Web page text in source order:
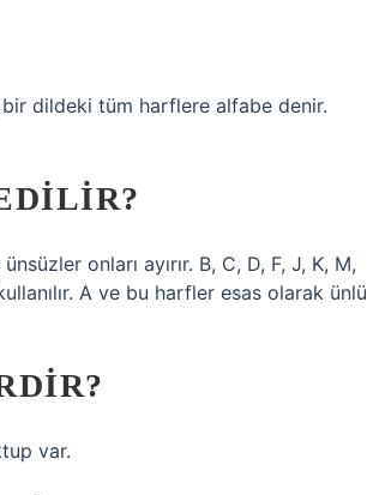
bir dildeki tüm harflere alfabe denir.
onları ayırır. B, C, D, F, J, K, M,
A ve bu harfler esas olarak ünlü
var.